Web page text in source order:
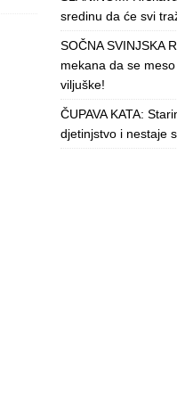
sredinu da će svi
SOČNA SVINJSKA
mekana da se
viljuške!
ČUPAVA KATA:
djetinjstvo i nestaje